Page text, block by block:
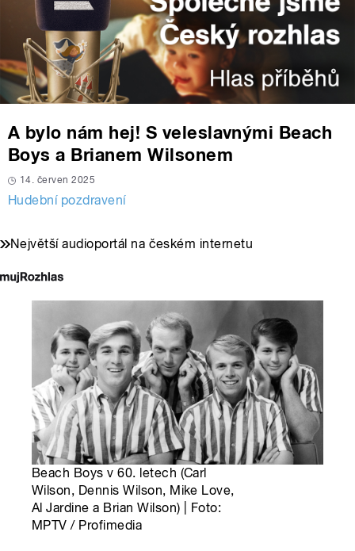
A bylo nám hej! S veleslavnými Beach
Boys a Brianem Wilsonem
14. červen 2025
Hudební pozdravení
Největší audioportál na českém internetu
Beach Boys v 60. letech (Carl
Wilson, Dennis Wilson, Mike Love,
Al Jardine a Brian Wilson) | Foto:
MPTV / Profimedia